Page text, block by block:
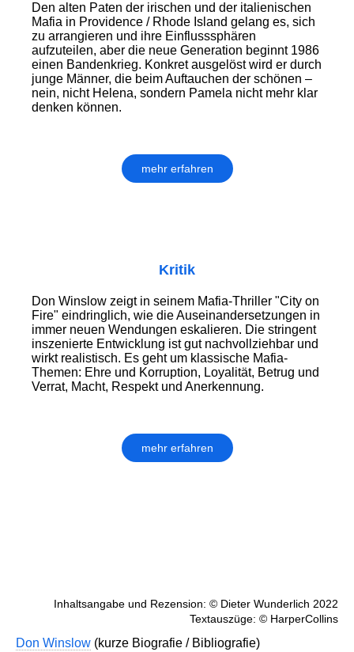
Den alten Paten der irischen und der italienischen
Mafia in Providence / Rhode Island gelang es, sich
zu arrangieren und ihre Einflusssphären
aufzuteilen, aber die neue Generation beginnt 1986
einen Bandenkrieg. Konkret ausgelöst wird er durch
junge Männer, die beim Auftauchen der schönen –
nein, nicht Helena, sondern Pamela nicht mehr klar
denken können.
mehr erfahren
Kritik
Don Winslow zeigt in seinem Mafia-Thriller "City on
Fire" eindringlich, wie die Auseinandersetzungen in
immer neuen Wendungen eskalieren. Die stringent
inszenierte Entwicklung ist gut nachvollziehbar und
wirkt realistisch. Es geht um klassische Mafia-
Themen: Ehre und Korruption, Loyalität, Betrug und
Verrat, Macht, Respekt und Anerkennung.
mehr erfahren
Inhaltsangabe und Rezension: © Dieter Wunderlich 2022
Textauszüge: © HarperCollins
Don Winslow (kurze Biografie / Bibliografie)